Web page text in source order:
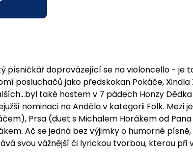
písničkář doprovázející se na violoncello - je
posluchačů jako předskokan Pokáče, Xindla
také hostem v 7 pádech Honzy
nominaci na Anděla v kategorii Folk. Mezi
Prsa (duet s Michalem Horákem od
Ač se jedná bez výjimky o humorné
svou vážnější či lyrickou tvorbou, kterou